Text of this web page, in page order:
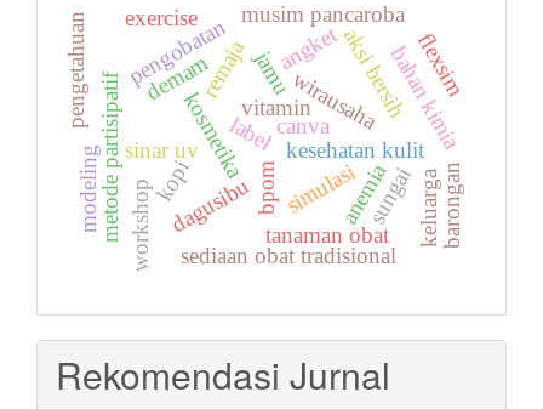
dagusibu
kesehatan kulit
label
jamu
canva
anemia
kosmetika bahan kimia
remaja
bpom
tanaman obat
kopi
sinar uv
workshop
wirausaha
metode partisipatif
angketaksi bersih
sungai
pengobatan
keluarga
vitamin
sediaan obat tradisional
musim pancaroba
exercise
pengetahuan
simulasi
modeling
flexsim
barongan
demam
Rekomendasi Jurnal